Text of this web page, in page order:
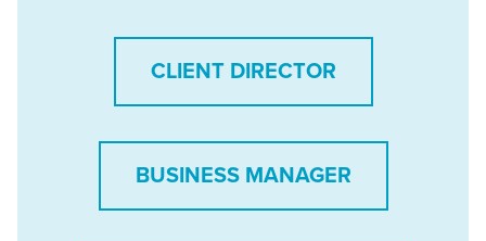
CLIENT DIRECTOR
BUSINESS MANAGER